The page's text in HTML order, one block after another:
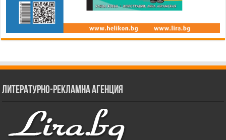
Литературно-рекламна агенция